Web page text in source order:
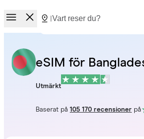
eSIM för
Utmärkt
Baserat på 105 170 recensionerpå